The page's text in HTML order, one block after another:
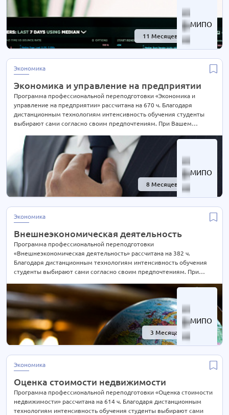
МИПО
11 Месяцев
консультации.
МИПО
8 Месяцев
Экономика
Экономика и управление на предприятии
Программа профессиональной переподготовки «Экономика и
управление на предприятии» рассчитана на 670 ч. Благодаря
дистанционным технологиям интенсивность обучения студенты
выбирают сами согласно своим предпочтениям. При Вашем
2 РАЗА! Подробности уточняйте по телефону на сайте или отправьте
нам заявку для консультации.
МИПО
3 Месяца
Экономика
Внешнеэкономическая деятельность
Программа профессиональной переподготовки
«Внешнеэкономическая деятельность» рассчитана на 382 ч.
Благодаря дистанционным технологиям интенсивность обучения
студенты выбирают сами согласно своим предпочтениям. При
СОКРАЩЕНА В 2 РАЗА! Подробности уточняйте по телефону на сайте
или отправьте нам заявку для консультации.
Экономика
Оценка стоимости недвижимости
Программа профессиональной переподготовки «Оценка стоимости
недвижимости» рассчитана на 614 ч. Благодаря дистанционным
технологиям интенсивность обучения студенты выбирают сами